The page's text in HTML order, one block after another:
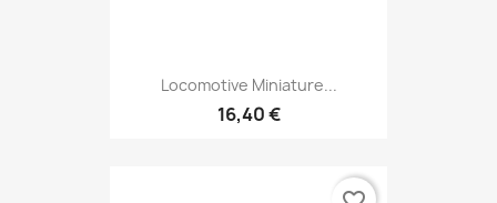
Locomotive Miniature...
16,40 €